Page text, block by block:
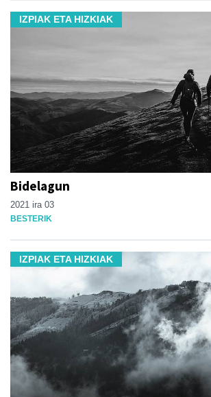
IZPIAK ETA HIZKIAK
Bidelagun
2021 ira 03
BESTERIK
IZPIAK ETA HIZKIAK